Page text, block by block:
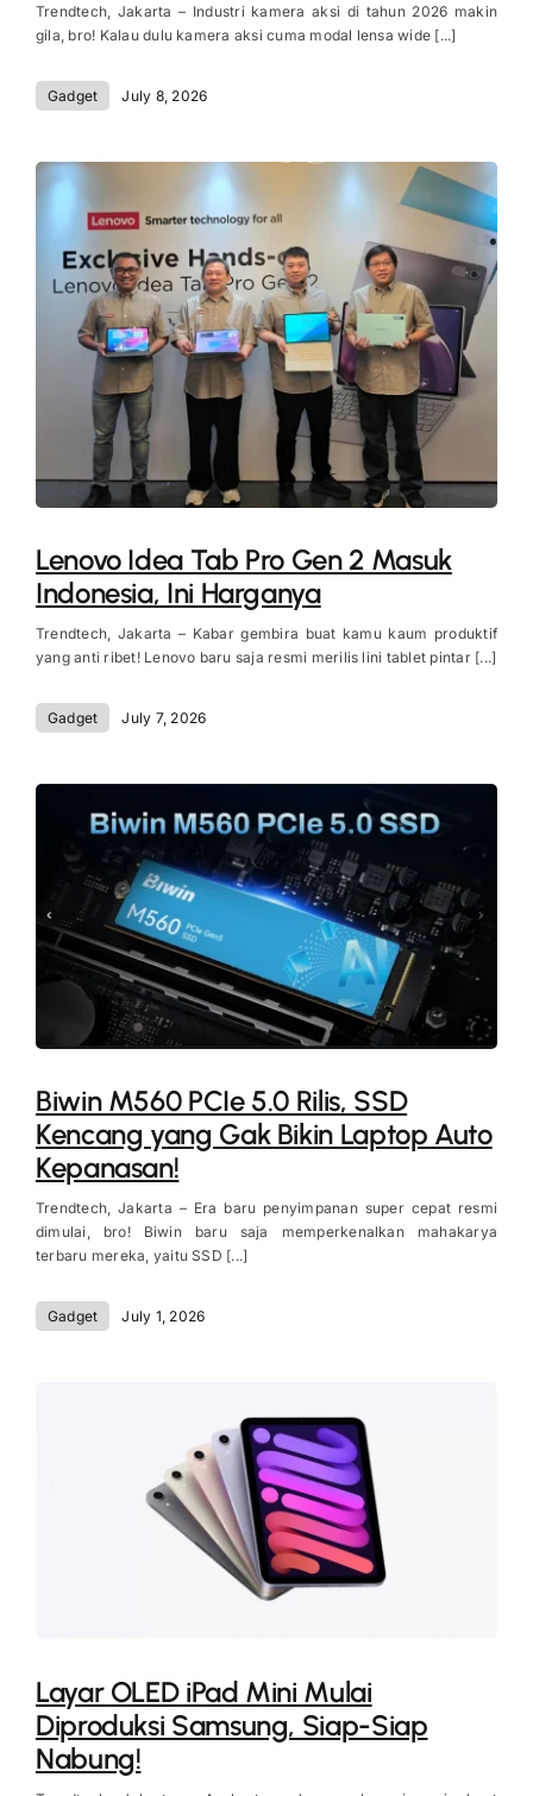
Trendtech, Jakarta – Industri kamera aksi di tahun 2026 makin
gila, bro! Kalau dulu kamera aksi cuma modal lensa wide [...]
Gadget July 8, 2026
Lenovo Idea Tab Pro Gen 2 Masuk
Indonesia, Ini Harganya
Trendtech, Jakarta – Kabar gembira buat kamu kaum produktif
yang anti ribet! Lenovo baru saja resmi merilis lini tablet pintar [...]
Gadget July 7, 2026
Biwin M560 PCIe 5.0 Rilis, SSD
Kencang yang Gak Bikin Laptop Auto
Kepanasan!
Trendtech, Jakarta – Era baru penyimpanan super cepat resmi
dimulai, bro! Biwin baru saja memperkenalkan mahakarya
terbaru mereka, yaitu SSD [...]
Gadget July 1, 2026
Layar OLED iPad Mini Mulai
Diproduksi Samsung, Siap-Siap
Nabung!